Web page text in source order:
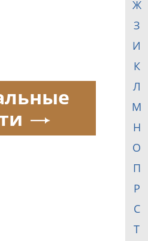
Ж
З
И
К
Л
М
Н
О
П
Р
С
Т